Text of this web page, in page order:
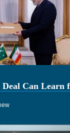
Can Learn